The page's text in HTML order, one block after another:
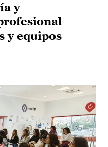
y
y equipos